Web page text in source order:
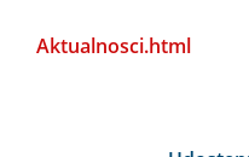
Aktualnosci.html